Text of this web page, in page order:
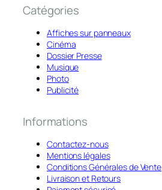
Catégories
Affiches sur panneaux
Cinéma
Dossier Presse
Musique
Photo
Publicité
Informations
Contactez-nous
Mentions légales
Conditions Générales de Vente
Livraison et Retours